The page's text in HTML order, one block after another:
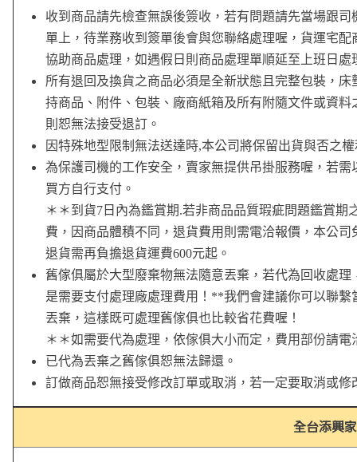
收到商品請先檢查無誤後簽收，若有問題請先當場跟
單上，待業務收到簽單後會與您聯絡處理喔，貨運宅
協助商品處理，如遇假日則商品處理單順延至上班日處
所有退回及換貨之商品必須是全新狀態且完整包裝，
持商品、附件、包裝、廠商紙箱及所有附隨文件或資
則恕無法接受退訂。
因特殊地型限制無法送達時,本公司將保留出貨與否之
為保護司機的工作安全，賣家無提供吊掛服務喔，若
買方自行支付。
＊＊到貨7日內為鑑賞期.若非商品品質瑕疵問題鑑賞期
費，因商品體積不同，退貨費用則需電洽報價，本公
退貨需再負擔退貨運費600元起。
舊傢俱屬於大型廢棄物無法隨意丟棄，若代為回收處
是需要支付處理廠處理費用！**我們會建議你可以聯
丟棄，這樣既可處理舊傢俱也比較省花費喔！
＊＊如需要代為處理，依傢俱大小而定，費用部份請電
已代為丟棄之舊傢俱恕無法歸還。
訂做商品恕無接受修改訂單或取消，若一定要取消或
全台添興